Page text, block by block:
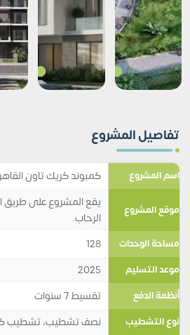
تفاصيل المشروع
اسم المشروع كمبوند كريك تاون
موقع المشروع
يقع المشروع على
الرحاب.
مساحة الوحدات 128
موعد التسليم 2025
أنظمة الدفع تقسيط 7 سنوات
نوع التشطيب نصف تشطيب، تشطيب